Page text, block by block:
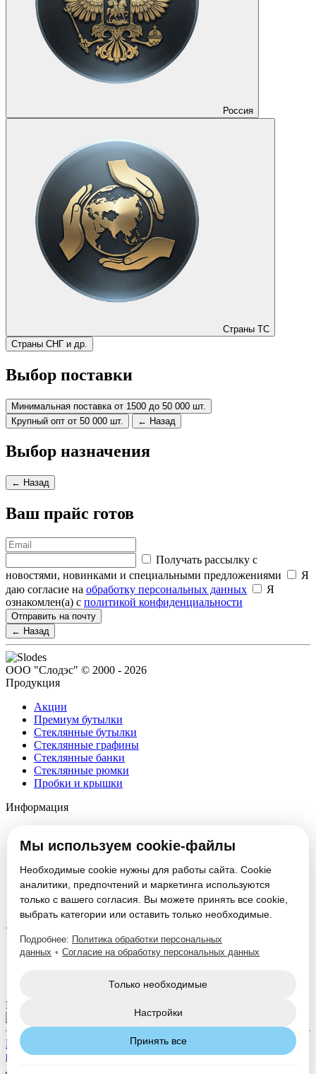
Россия
Страны ТС
Страны СНГ и др.
Выбор поставки
Минимальная поставка от 1500 до 50 000 шт.
Крупный опт от 50 000 шт.
← Назад
Выбор назначения
← Назад
Ваш прайс готов
Получать рассылку с
новостями, новинками и специальными предложениями
Я
даю согласие на обработку персональных данных
Я
ознакомлен(а) с политикой конфиденциальности
Отправить на почту
← Назад
ООО "Слодэс" © 2000 - 2026
Продукция
Акции
Премиум бутылки
Стеклянные бутылки
Стеклянные графины
Стеклянные банки
Стеклянные рюмки
Пробки и крышки
Информация
Партнеры
Блог
Вакансии
Услуги
Производство стеклотары
Нанесение декорации
Мы в соцсетях:
Политика конфиденциальностиСогласие на обработку
персональных данных
Дизайн и разработка
Мы используем cookie-файлы
Необходимые cookie нужны для работы сайта. Cookie
аналитики, предпочтений и маркетинга используются
только с вашего согласия. Вы можете принять все cookie,
выбрать категории или оставить только необходимые.
Подробнее: Политика обработки персональных
данных • Согласие на обработку персональных данных
Только необходимые
Настройки
Принять все